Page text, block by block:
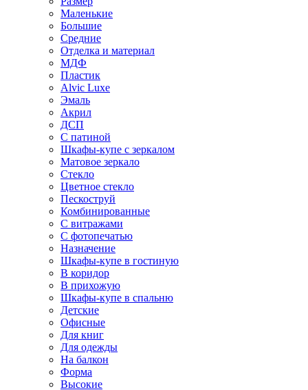
Маленькие
Большие
Средние
Отделка и материал
МДФ
Пластик
Alvic Luxe
Эмаль
Акрил
ДСП
С патиной
Шкафы-купе с зеркалом
Матовое зеркало
Стекло
Цветное стекло
Пескоструй
Комбинированные
С витражами
С фотопечатью
Назначение
Шкафы-купе в гостиную
В коридор
В прихожую
Шкафы-купе в спальню
Детские
Офисные
Для книг
Для одежды
На балкон
Форма
Высокие